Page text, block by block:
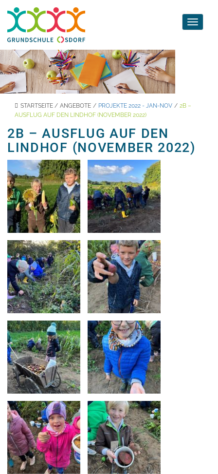
Toggle
STARTSEITE / ANGEBOTE / PROJEKTE 2022 - JAN-NOV / 2B –
AUSFLUG AUF DEN LINDHOF (NOVEMBER 2022)
2B – AUSFLUG AUF DEN
LINDHOF (NOVEMBER 2022)